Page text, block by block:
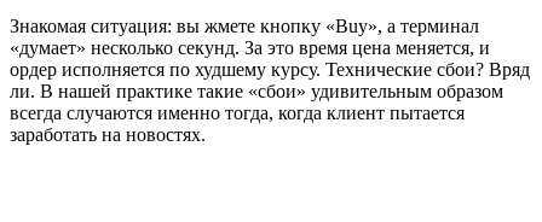
Знакомая ситуация: вы жмете кнопку «Buy», а терминал
«думает» несколько секунд. За это время цена меняется, и
ордер исполняется по худшему курсу. Технические сбои? Вряд
ли. В нашей практике такие «сбои» удивительным образом
всегда случаются именно тогда, когда клиент пытается
заработать на новостях.